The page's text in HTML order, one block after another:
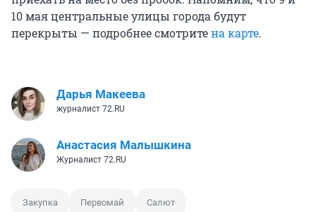
10 мая центральные улицы города будут
перекрыты — подробнее смотритена карте.
Дарья Макеева
журналист 72.RU
Анастасия Малышкина
Журналист 72.RU
Закупка Первомай Салют